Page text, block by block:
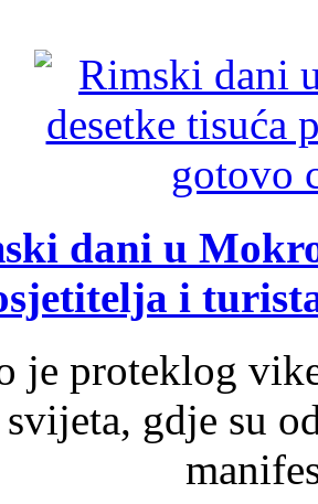
dani u
i
je proteklog
gdje su